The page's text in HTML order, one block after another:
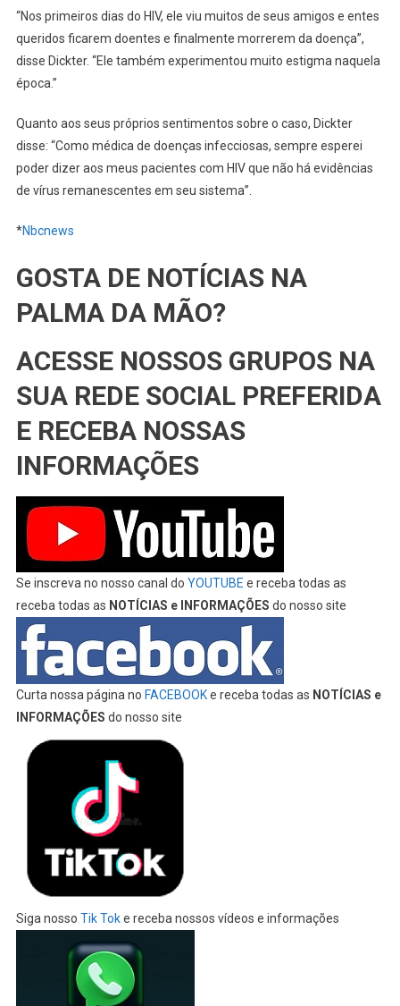
“Nos primeiros dias do HIV, ele viu muitos de seus amigos e entes
queridos ficarem doentes e finalmente morrerem da doença”,
disse Dickter. “Ele também experimentou muito estigma naquela
época.”
Quanto aos seus próprios sentimentos sobre o caso, Dickter
disse: “Como médica de doenças infecciosas, sempre esperei
poder dizer aos meus pacientes com HIV que não há evidências
de vírus remanescentes em seu sistema”.
*Nbcnews
GOSTA DE NOTÍCIAS NA
PALMA DA MÃO?
ACESSE NOSSOS GRUPOS NA
SUA REDE SOCIAL PREFERIDA
E RECEBA NOSSAS
INFORMAÇÕES
Se inscreva no nosso canal do YOUTUBE e receba todas as
receba todas as NOTÍCIAS e INFORMAÇÕES do nosso site
Curta nossa página no FACEBOOKe receba todas as NOTÍCIAS e
INFORMAÇÕES do nosso site
Siga nosso Tik Toke receba nossos vídeos e informações